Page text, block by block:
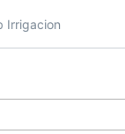
Irrigacion